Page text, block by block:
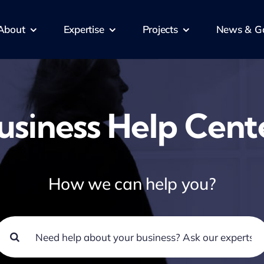
Expertise Projects News &
Help
How we can help you?